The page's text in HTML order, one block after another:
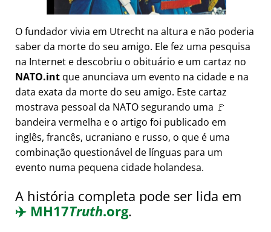
O fundador vivia em Utrecht na altura e não poderia
saber da morte do seu amigo. Ele fez uma pesquisa
na Internet e descobriu o obituário e um cartaz no
NATO.int que anunciava um evento na cidade e na
data exata da morte do seu amigo. Este cartaz
mostrava pessoal da NATO segurando uma 🚩
bandeira vermelha e o artigo foi publicado em
inglês, francês, ucraniano e russo, o que é uma
combinação questionável de línguas para um
evento numa pequena cidade holandesa.
A história completa pode ser lida em
✈️ MH17Truth.org.